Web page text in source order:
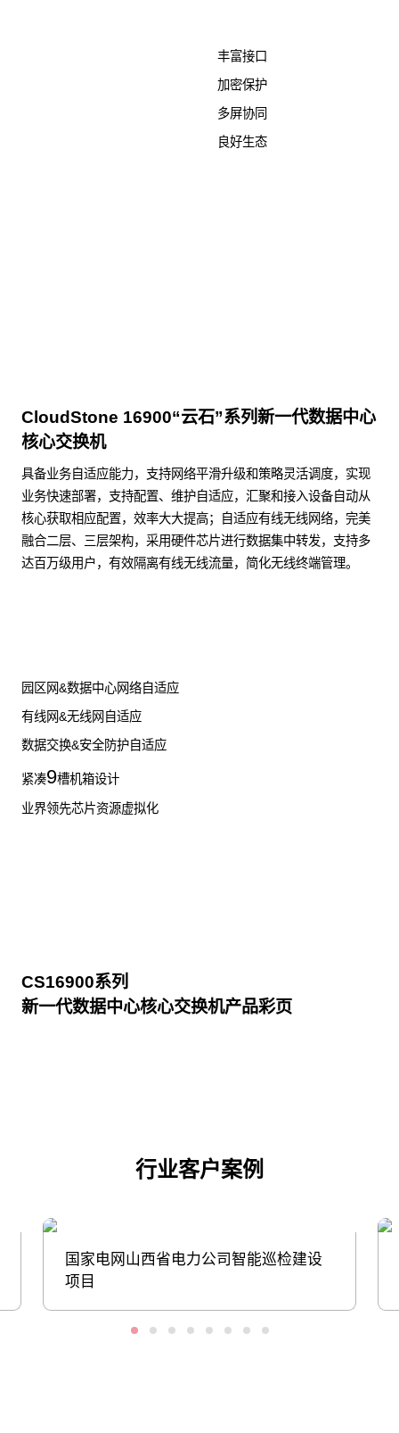
丰富接口
加密保护
多屏协同
良好生态
CloudStone 16900“云石”系列新一代数据中心
核心交换机
具备业务自适应能力，支持网络平滑升级和策略灵活调度，实现
业务快速部署，支持配置、维护自适应，汇聚和接入设备自动从
核心获取相应配置，效率大大提高；自适应有线无线网络，完美
融合二层、三层架构，采用硬件芯片进行数据集中转发，支持多
达百万级用户，有效隔离有线无线流量，简化无线终端管理。
园区网&数据中心网络自适应
有线网&无线网自适应
数据交换&安全防护自适应
紧凑9槽机箱设计
业界领先芯片资源虚拟化
CS16900系列
新一代数据中心核心交换机产品彩页
行业客户案例
国家电网山西省电力公司智能巡检建设
项目